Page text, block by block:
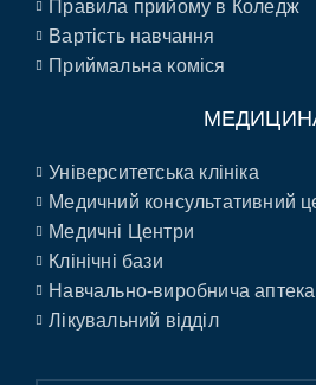
Правила прийому в Коледж
Вартість навчання
Приймальна коміся
Університетська клініка
Медичний консультативний
Медичні Центри
Клінічні бази
Навчально-виробнича аптека
Лікувальний відділ